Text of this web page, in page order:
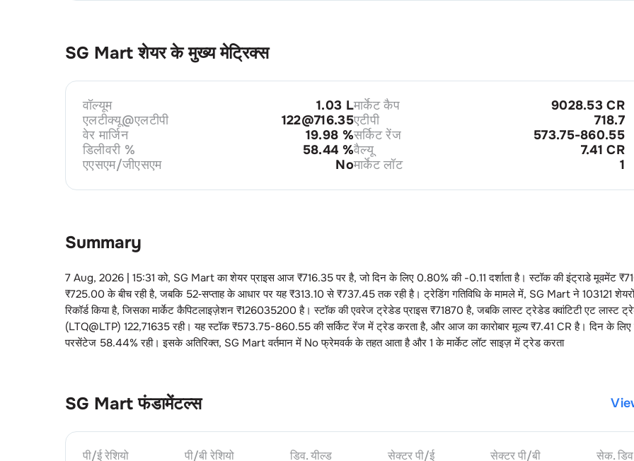
SG Mart शेयर के मुख्य मेट्रिक्स
वॉल्यूम 1.03 Lमार्केट कैप
9028.53 CR
एलटीक्यू@एलटीपी
122@716.35एटीपी
718.7
वेर मार्जिन
19.98 %सर्किट रेंज
573.75-860.55
डिलीवरी %
58.44 %वैल्यू
7.41 CR
एएसएम/जीएसएम
Noमार्केट लॉट 1
Summary
7 Aug, 2026 | 15:31 को, SG Martका शेयर प्राइस आज ₹716.35पर है, जो दिन के लिए 0.80% की -0.11 दर्शाता है। स्टॉक की इंट्राडे मूवमेंट ₹
₹725.00 के बीच रही है, जबकि 52‑सप्ताह के आधार पर यह ₹313.10 से ₹737.45 तक रही है। ट्रेडिंग गतिविधि के मामले में, SG Martने 103121
रिकॉर्ड किया है, जिसका मार्केट कैपिटलाइज़ेशन ₹126035200है। स्टॉक की एवरेज ट्रेडेड प्राइस ₹71870है, जबकि लास्ट ट्रेडेड क्वांटिटी एट लास्ट
(LTQ@LTP) 122,71635रही। यह स्टॉक ₹573.75-860.55की सर्किट रेंज में ट्रेड करता है, और आज का कारोबार मूल्य ₹7.41 CR है। दिन के लिए
परसेंटेज 58.44% रही। इसके अतिरिक्त, SG Martवर्तमान में Noफ्रेमवर्क के तहत आता है और 1 के मार्केट लॉट साइज़ में ट्रेड करता
SG Mart फंडामेंटल्स
पी/ई रेशियो पी/बी रेशियो डिव. यील्ड सेक्टर पी/ई सेक्टर पी/बी सेक.